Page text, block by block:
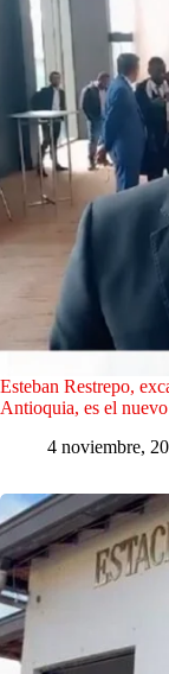
Esteban Restrepo,
Antioquia, es el
4 noviembre,